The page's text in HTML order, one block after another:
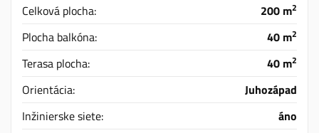
Celková plocha:
200 m2
Plocha balkóna: 40 m2
Terasa plocha: 40 m2
Orientácia:
Juhozápad
Inžinierske siete:
áno